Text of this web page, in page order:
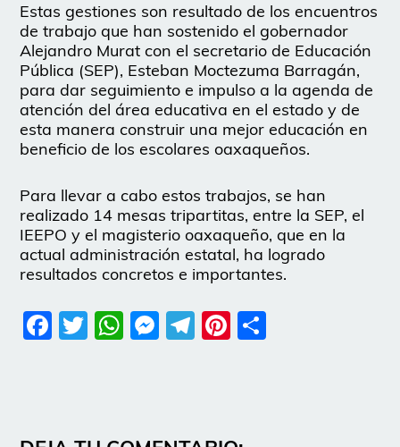
Estas gestiones son resultado de los encuentros
de trabajo que han sostenido el gobernador
Alejandro Murat con el secretario de Educación
Pública (SEP), Esteban Moctezuma Barragán,
para dar seguimiento e impulso a la agenda de
atención del área educativa en el estado y de
esta manera construir una mejor educación en
beneficio de los escolares oaxaqueños.
Para llevar a cabo estos trabajos, se han
realizado 14 mesas tripartitas, entre la SEP, el
IEEPO y el magisterio oaxaqueño, que en la
actual administración estatal, ha logrado
resultados concretos e importantes.
Facebook
Twitter
WhatsApp
Messenger
Telegram
Pinterest